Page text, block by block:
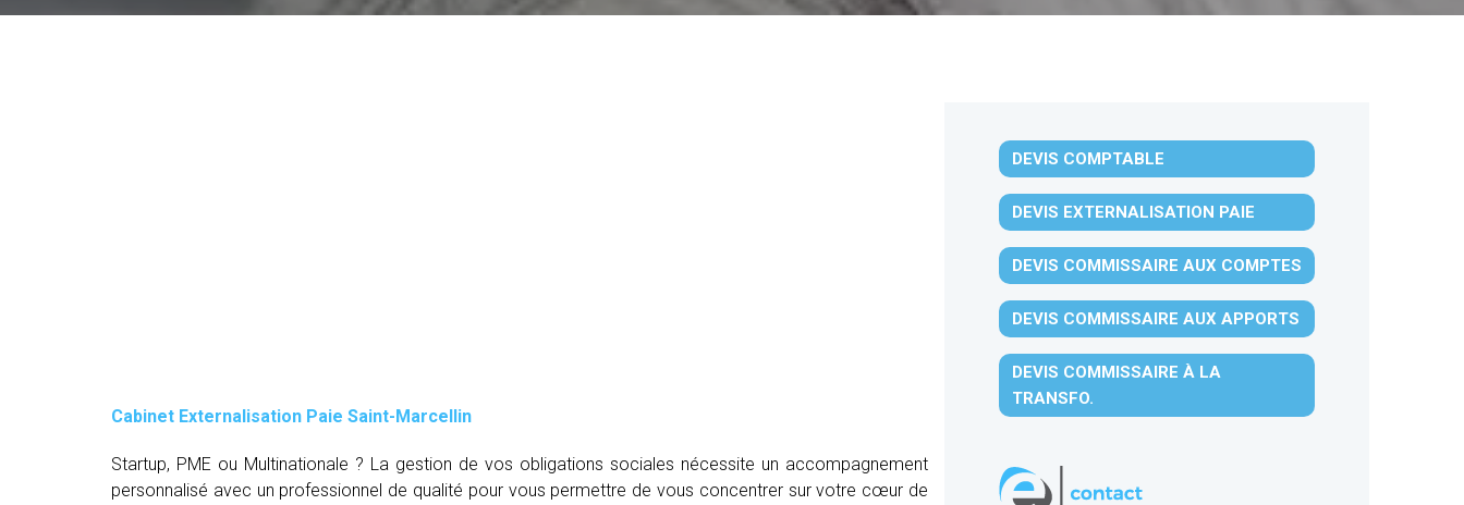
Cabinet Externalisation Paie Saint-Marcellin
Startup, PME ou Multinationale ? La gestion de vos obligations sociales nécessite un accompagnement
personnalisé avec un professionnel de qualité pour vous permettre de vous concentrer sur votre cœur de
DEVIS COMPTABLE
DEVIS EXTERNALISATION PAIE
DEVIS COMMISSAIRE AUX COMPTES
DEVIS COMMISSAIRE AUX APPORTS
DEVIS COMMISSAIRE À LA
TRANSFO.